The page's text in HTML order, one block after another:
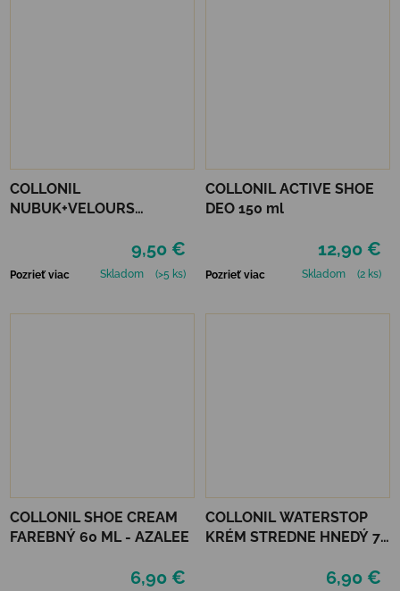
COLLONIL
NUBUK+VELOURS
9,50 €
Pozrieť viac Skladom (>5 ks)
COLLONIL ACTIVE SHOE
DEO 150 ml
12,90 €
Pozrieť viac Skladom (2 ks)
COLLONIL SHOE CREAM
FAREBNÝ 60 ML - AZALEE
6,90 €
COLLONIL WATERSTOP
KRÉM STREDNE HNEDÝ 75
6,90 €